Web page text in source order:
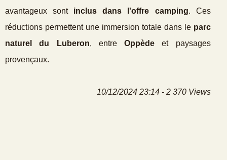
avantageux sont inclus dans l'offre camping. Ces
réductions permettent une immersion totale dans le parc
naturel du Luberon, entreOppède et paysages
provençaux.
10/12/2024 23:14 - 2 370 Views